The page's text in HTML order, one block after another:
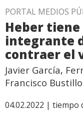
PORTAL MEDIOS
Heber tiene
integrante
contraer el
Javier García,
Francisco
04.02.2022 | tiempo